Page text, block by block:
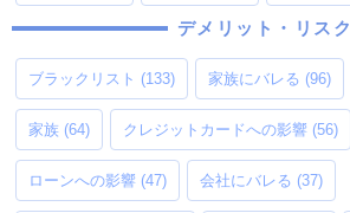
デメリット・リスク
ブラックリスト (133) 家族にバレる (96)
家族 (64) クレジットカードへの影響 (56)
ローンへの影響 (47) 会社にバレる (37)